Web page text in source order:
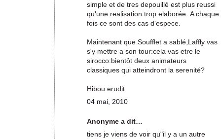
simple et de tres depouillé est plus reussi
qu'une realisation trop elaborée .A chaque
fois ce sont des cas d'espece.
Maintenant que Soufflet a sablé,Laffly vas
s'y mettre a son tour:cela vas etre le
sirocco:bientôt deux animateurs
classiques qui atteindront la serenité?
Hibou erudit
04 mai, 2010
Anonyme a dit…
tiens je viens de voir qu"il y a un autre